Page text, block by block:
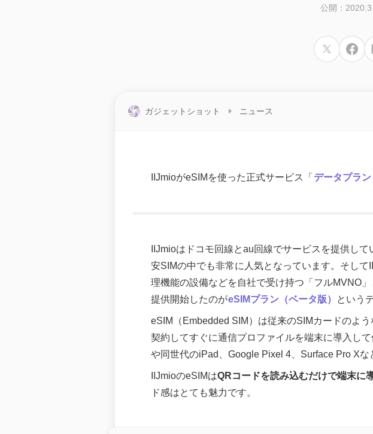
公開：
ガジェットショット ニュース
IIJmioがeSIMを使った正式サービス「 データプラン
IIJmioはドコモ回線とau回線でサービスを提供して
安SIMの中でも非常に人気となっています。そし
理機能の設備などを自社で受け持つ「フルMVNO
提供開始したのがeSIMプラン（ベータ版） という
eSIM（Embedded SIM）は従来のSIMカードのよ
契約してすぐに通信プロファイルを端末に導入し
や同世代のiPad、Google Pixel 4、Surface Pro Xな
IIJmioのeSIMはQRコードを読み込むだけで端末に
ド感はとても魅力です。